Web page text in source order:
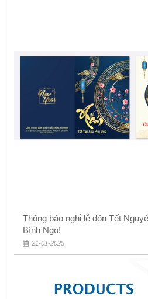
Thông báo nghỉ lễ đón Tết
Bính Ngọ!
21-01-2025